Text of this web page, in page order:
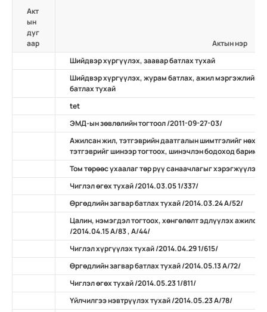
Акт
ын
дуг
аар
Актын нэр
Шийдвэр хүргүүлэх, заавар батлах тухай
Шийдвэр хүргүүлэх, журам батлах, ажил мэргэжлийн
батлах тухай
tet
ЭМД-ын зөвлөлийн тогтоол /2011-09-27-03/
Ажилсан жил, тэтгэврийн даатгалын шимтгэлийг нөхөн
тэтгэврийг шинээр тогтоох, шинэчлэн бодоход
Том төрөөс ухаалаг төр рүү санаачлагыг хэрэгжүүлэх
Чиглэл өгөх тухай /2014.03.05 1/337/
Өргөдлийн загвар батлах тухай /2014.03.24 А/52/
Цалин, нэмэгдэл тогтоох, хөнгөлөлт эдлүүлэх
/2014.04.15 А/83 , А/44/
Чиглэл хүргүүлэх тухай /2014.04.29 1/615/
Өргөдлийн загвар батлах тухай /2014.05.13 А/72/
Чиглэл өгөх тухай /2014.05.23 1/811/
Үйлчилгээ нэвтрүүлэх тухай /2014.05.23 А/78/